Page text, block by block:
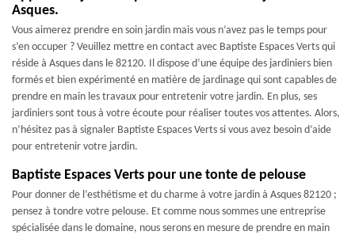
Asques.
Vous aimerez prendre en soin jardin mais vous n’avez pas le temps pour
s’en occuper ? Veuillez mettre en contact avec Baptiste Espaces Verts qui
réside à Asques dans le 82120. Il dispose d’une équipe des jardiniers bien
formés et bien expérimenté en matière de jardinage qui sont capables de
prendre en main les travaux pour entretenir votre jardin. En plus, ses
jardiniers sont tous à votre écoute pour réaliser toutes vos attentes. Alors,
n’hésitez pas à signaler Baptiste Espaces Verts si vous avez besoin d’aide
pour entretenir votre jardin.
Baptiste Espaces Verts pour une tonte de pelouse
Pour donner de l’esthétisme et du charme à votre jardin à Asques 82120 ;
pensez à tondre votre pelouse. Et comme nous sommes une entreprise
spécialisée dans le domaine, nous serons en mesure de prendre en main